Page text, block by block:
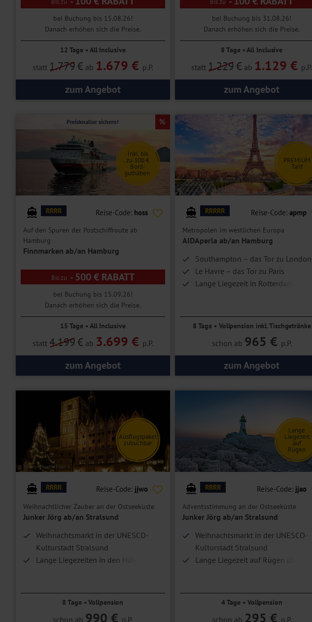
bei Buchung bis 15.08.26!
Danach erhöhen sich die Preise.
12 Tage • All Inclusive
statt 1.779€ ab 1.679 € p.P.
zum Angebot
bei Buchung bis 31.08.26!
Danach erhöhen sich die Preise.
8 Tage • All Inclusive
statt 1.229€ ab 1.129 € p.P.
zum Angebot
© Hurtigruten AS
Inkl. bis
zu 300 €
Bord-
guthaben
Preisknaller sichern!
RRRR Reise-Code: hoss
Auf den Spuren der Postschiffroute ab
Hamburg
Finnmarken ab/an Hamburg
- 500 € RABATT
bei Buchung bis 15.09.26!
Danach erhöhen sich die Preise.
15 Tage • All Inclusive
statt 4.199€ ab 3.699 € p.P.
zum Angebot
© MarinadeArt - stock.adobe.com
PREMIUM
Tarif
RRRRR Reise-Code: apmp
Metropolen im westlichen Europa
AIDAperla ab/an Hamburg
Southampton – das Tor zu London
Le Havre – das Tor zu Paris
Lange Liegezeit in Rotterdam
8 Tage • Vollpension inkl. Tischgetränke
schon ab 965 € p.P.
zum Angebot
© Joachim Kreft - Fotolia
Ausflugspaket
zubuchbar
RRRR Reise-Code: jjwo
Weihnachtlicher Zauber an der Ostseeküste
Junker Jörg ab/an Stralsund
Weihnachtsmarkt in der UNESCO-
Kulturstadt Stralsund
Lange Liegezeiten in den Häfen
8 Tage • Vollpension
schon ab 990 € p.P.
© Mirko Boy - stock.adobe.com
Lange
Liegezeit
auf
Rügen
RRRR Reise-Code: jjao
Adventsstimmung an der Ostseeküste
Junker Jörg ab/an Stralsund
Weihnachtsmarkt in der UNESCO-
Kulturstadt Stralsund
Lange Liegezeit auf Rügen über
4 Tage • Vollpension
schon ab 295 € p.P.